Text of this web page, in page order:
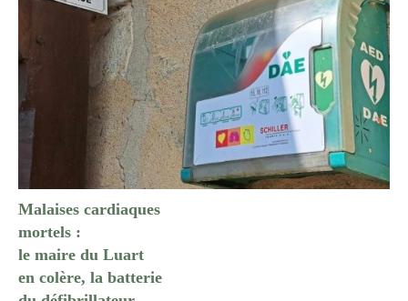
Malaises cardiaques
mortels :
le maire du Luart
en colère, la batterie